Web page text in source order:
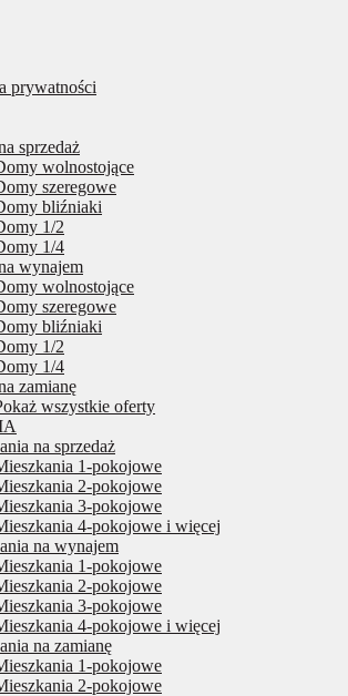
prywatności
sprzedaż
wolnostojące
szeregowe
bliźniaki
1/2
1/4
wynajem
wolnostojące
szeregowe
bliźniaki
1/2
1/4
zamianę
wszystkie oferty
na sprzedaż
1-pokojowe
2-pokojowe
3-pokojowe
4-pokojowe i więcej
na wynajem
1-pokojowe
2-pokojowe
3-pokojowe
4-pokojowe i więcej
na zamianę
1-pokojowe
2-pokojowe